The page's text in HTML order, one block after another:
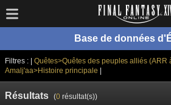
Base de données
Filtres : | Quêtes>Quêtes des peuples alliés (ARR
Amalj'aa>Histoire principale
Résultats (0résultat(s))